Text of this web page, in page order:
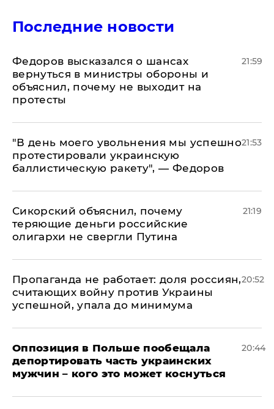
Последние новости
Федоров высказался о шансах
вернуться в министры обороны и
объяснил, почему не выходит на
протесты
21:59
​"В день моего увольнения мы успешно
протестировали украинскую
баллистическую ракету", — Федоров
21:53
Сикорский объяснил, почему
теряющие деньги российские
олигархи не свергли Путина
21:19
​Пропаганда не работает: доля россиян,
считающих войну против Украины
успешной, упала до минимума
20:52
Оппозиция в Польше пообещала
депортировать часть украинских
мужчин – кого это может коснуться
20:44